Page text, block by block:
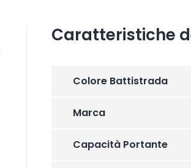
Caratteristiche
Colore Battistrada
Marca
Capacità Portante